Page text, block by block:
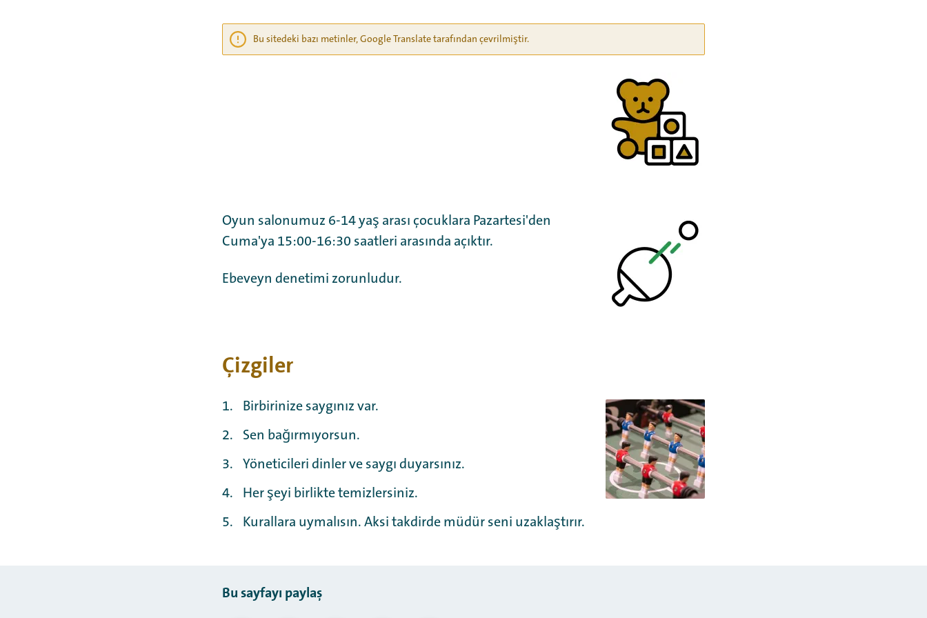
Bu sitedeki bazı metinler, Google Translate tarafından çevrilmiştir.
Oyun salonumuz 6-14 yaş arası çocuklara Pazartesi'den
Cuma'ya 15:00-16:30 saatleri arasında açıktır.
Ebeveyn denetimi zorunludur.
Çizgiler
Birbirinize saygınız var.
Sen bağırmıyorsun.
Yöneticileri dinler ve saygı duyarsınız.
Her şeyi birlikte temizlersiniz.
Kurallara uymalısın. Aksi takdirde müdür seni uzaklaştırır.
Bu sayfayı paylaş